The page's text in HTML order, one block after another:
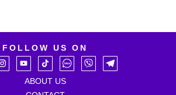
FOLLOW US ON
ABOUT US